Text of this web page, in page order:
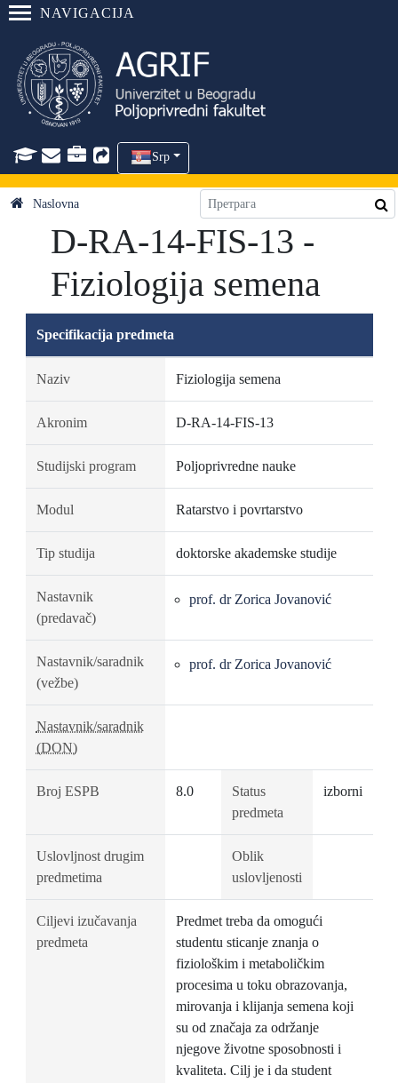
NAVIGACIJA
Srp
Naslovna
D-RA-14-FIS-13 -
Fiziologija semena
Specifikacija predmeta
Naziv Fiziologija semena
Akronim D-RA-14-FIS-13
Studijski program Poljoprivredne nauke
Modul Ratarstvo i povrtarstvo
Tip studija doktorske akademske studije
Nastavnik
(predavač)
prof. dr Zorica Jovanović
Nastavnik/saradnik
(vežbe)
prof. dr Zorica Jovanović
Nastavnik/saradnik
(DON)
Broj ESPB 8.0
Status
predmeta
izborni
Uslovljnost drugim
predmetima
Oblik
uslovljenosti
Ciljevi izučavanja
predmeta
Predmet treba da omogući
studentu sticanje znanja o
fiziološkim i metaboličkim
procesima u toku obrazovanja,
mirovanja i klijanja semena koji
su od značaja za održanje
njegove životne sposobnosti i
kvaliteta. Cilj je i da student